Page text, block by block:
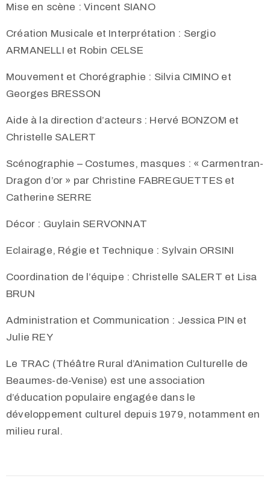
Mise en scène : Vincent SIANO
Création Musicale et Interprétation : Sergio
ARMANELLI et Robin CELSE
Mouvement et Chorégraphie : Silvia CIMINO et
Georges BRESSON
Aide à la direction d’acteurs : Hervé BONZOM et
Christelle SALERT
Scénographie – Costumes, masques : « Carmentran-
Dragon d’or » par Christine FABREGUETTES et
Catherine SERRE
Décor : Guylain SERVONNAT
Eclairage, Régie et Technique : Sylvain ORSINI
Coordination de l’équipe : Christelle SALERT et Lisa
BRUN
Administration et Communication : Jessica PIN et
Julie REY
Le TRAC (Théâtre Rural d’Animation Culturelle de
Beaumes-de-Venise) est une association
d’éducation populaire engagée dans le
développement culturel depuis 1979, notamment en
milieu rural.